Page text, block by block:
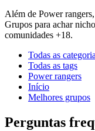
Além de Power
Grupos para achar
comunidades +18.
Todas as
Todas as tags
Power rangers
Início
Melhores grupos
Perguntas